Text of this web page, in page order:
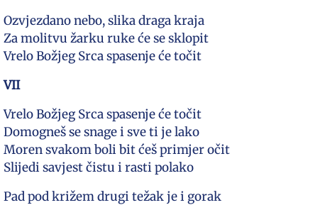
Ozvjezdano nebo, slika draga kraja
Za molitvu žarku ruke će se sklopit
Vrelo Božjeg Srca spasenje će točit
VII
Vrelo Božjeg Srca spasenje će točit
Domogneš se snage i sve ti je lako
Moren svakom boli bit ćeš primjer očit
Slijedi savjest čistu i rasti polako
Pad pod križem drugi težak je i gorak